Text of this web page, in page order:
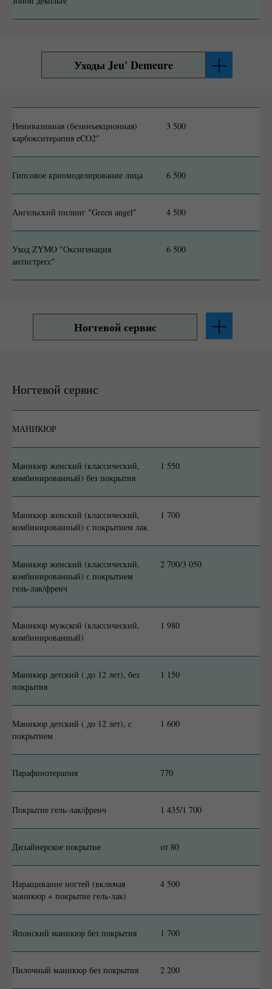
Уходы Jeu' Demeure
Неинвазивная (безинъекционная)
карбокситерапия eCO2"
3 500
Гипсовое криомоделирование лица 6 500
Ангельский пилинг "Green angel" 4 500
Уход ZYMO "Оксигенация
антистресс"
6 500
Ногтевой сервис
Ногтевой сервис
МАНИКЮР
Маникюр женский (классический,
комбинированный) без покрытия
1 550
Маникюр женский (классический,
комбинированный) с покрытием лак
1 700
Маникюр женский (классический,
комбинированный) с покрытием
гель-лак/френч
2 700/3 050
Маникюр мужской (классический,
комбинированный)
1 980
Маникюр детский ( до 12 лет), без
покрытия
1 150
Маникюр детский ( до 12 лет), с
покрытием
1 600
Парафинотерапия 770
Покрытие гель-лак/френч 1 435/1 700
Дизайнерское покрытие от 80
Наращивание ногтей (включая
маникюр + покрытие гель-лак)
4 500
Японский маникюр без покрытия 1 700
Пилочный маникюр без покрытия 2 200